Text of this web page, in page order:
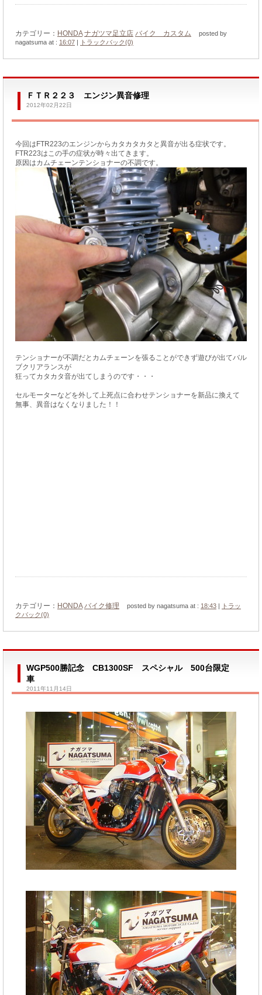
カテゴリー： HONDA ナガツマ足立店 バイク カスタム
posted by
nagatsuma at : 16:07 | トラックバック(0)
ＦＴＲ２２３ エンジン異音修理
2012年02月22日
今回はFTR223のエンジンからカタカタカタと異音が出る症状です。
FTR223はこの手の症状が時々出てきます。
原因はカムチェーンテンショナーの不調です。
テンショナーが不調だとカムチェーンを張ることができず遊びが出てバル
ブクリアランスが
狂ってカタカタ音が出てしまうのです・・・
セルモーターなどを外して上死点に合わせテンショナーを新品に換えて
無事、異音はなくなりました！！
カテゴリー： HONDA バイク修理 posted by nagatsuma at : 18:43 |
トラッ
クバック(0)
WGP500勝記念 CB1300SF スペシャル 500台限定
車
2011年11月14日